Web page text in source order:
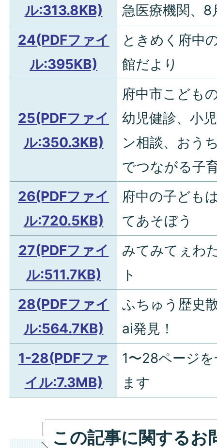
ル:313.8KB)
急医療機関、8
24(PDFファイ
ル:395KB)
ときめく府中
館だより
25(PDFファイ
ル:350.3KB)
府中市こども
幼児健診、小
ン相談、おう
でつながる子
26(PDFファイ
ル:720.5KB)
府中の子ども
てあそぼう
27(PDFファイ
ル:511.7KB)
みてみてぇわ
ト
28(PDFファイ
ル:564.7KB)
ふちゅう歴史
ai発見！
1-28(PDFファ
イル:7.3MB)
1〜28ページ
ます
この記事に関するお